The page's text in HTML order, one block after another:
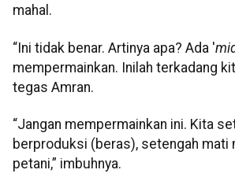
mahal.
“Ini tidak benar. Artinya apa? Ada '
mempermainkan. Inilah terkadang
tegas Amran.
“Jangan mempermainkan ini. Kita
berproduksi (beras), setengah mati
petani,” imbuhnya.